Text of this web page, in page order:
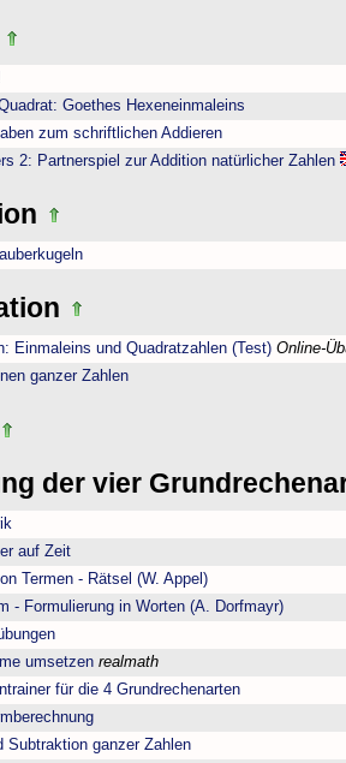
Goethes Hexeneinmaleins
zum schriftlichen Addieren
2: Partnerspiel zur Addition natürlicher Zahlen
Einmaleins und Quadratzahlen (Test) Online-
ganzer Zahlen
der vier
auf Zeit
Termen - Rätsel (W. Appel)
- Formulierung in Worten (A. Dorfmayr)
umsetzen realmath
für die 4 Grundrechenarten
Subtraktion ganzer Zahlen